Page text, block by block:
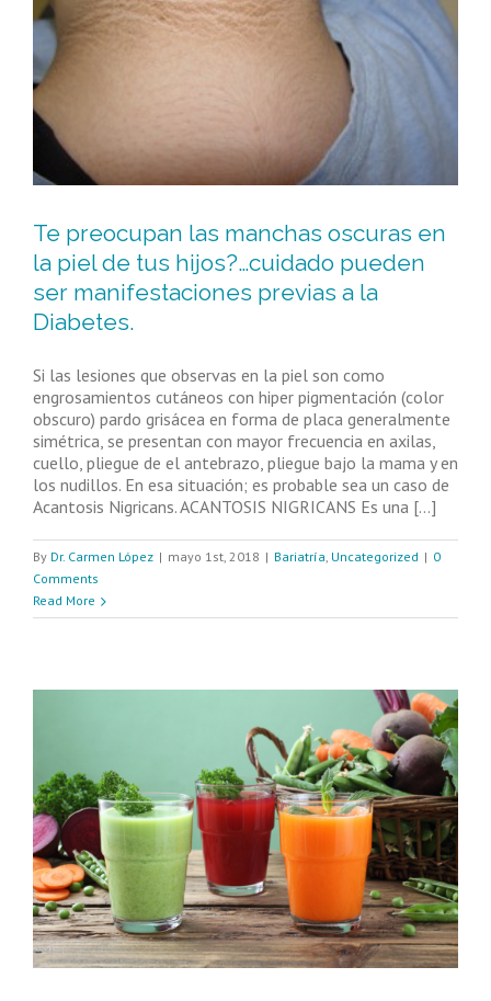
Te preocupan las manchas oscuras en
la piel de tus hijos?…cuidado pueden
ser manifestaciones previas a la
Diabetes.
Si las lesiones que observas en la piel son como
engrosamientos cutáneos con hiper pigmentación (color
obscuro) pardo grisácea en forma de placa generalmente
simétrica, se presentan con mayor frecuencia en axilas,
cuello, pliegue de el antebrazo, pliegue bajo la mama y en
los nudillos. En esa situación; es probable sea un caso de
Acantosis Nigricans. ACANTOSIS NIGRICANS Es una [...]
By Dr. Carmen López | mayo 1st, 2018 | Bariatría Uncategorized | 0
Comments
Read More